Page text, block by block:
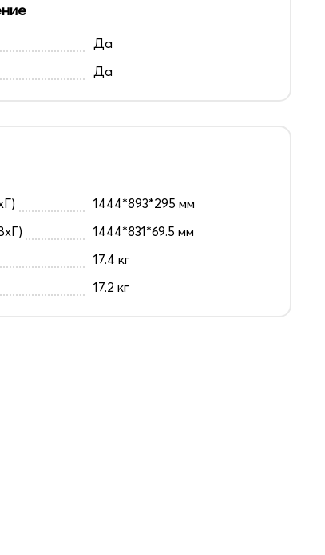
Да
Да
1444*893*295 мм
1444*831*69.5 мм
17.4 кг
17.2 кг